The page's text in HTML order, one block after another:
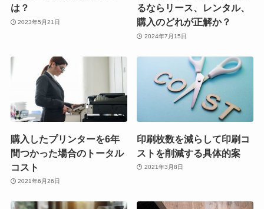
は？
2023年5月21日
るならリース、レンタル、
購入のどれが正解か？
2024年7月15日
購入したプリンターを6年
間つかった場合のトータル
コスト
2021年6月26日
印刷枚数を減らして印刷コ
ストを削減する具体的案
2021年3月8日